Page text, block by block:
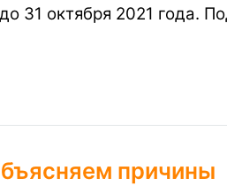
31 октября 2021 года.
причины